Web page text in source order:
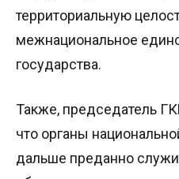
территориальную
межнациональное
государства.
Также, председатель
что органы
дальше преданно